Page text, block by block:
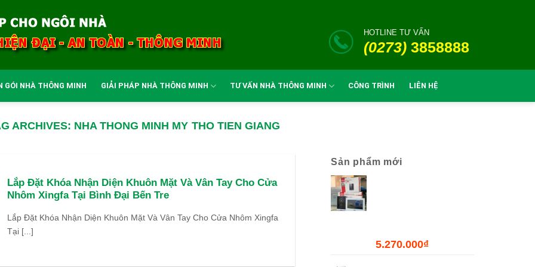
HOTLINE TƯ VẤN
(0273) 3858888
GÓI NHÀ THÔNG MINH GIẢI PHÁP NHÀ THÔNG MINH TƯ VẤN NHÀ THÔNG MINH CÔNG TRÌNH LIÊN HỆ
ARCHIVES: NHA THONG MINH MY THO TIEN GIANG
Lắp Đặt Khóa Nhận Diện Khuôn Mặt Và Vân Tay Cho Cửa
Nhôm Xingfa Tại Bình Đại Bến Tre
Lắp Đặt Khóa Nhận Diện Khuôn Mặt Và Vân Tay Cho Cửa Nhôm Xingfa
Tại [...]
Sản phẩm mới
5.270.000₫